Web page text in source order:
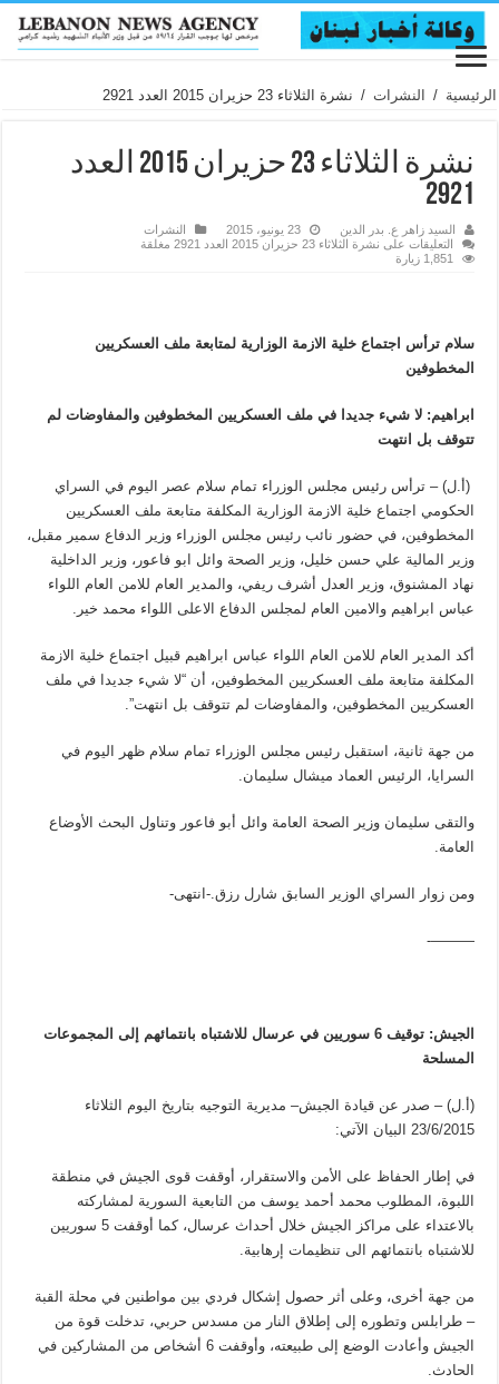
الرئيسية / النشرات / نشرة الثلاثاء 23 حزيران 2015 العدد 2921
نشرة الثلاثاء 23 حزيران 2015 العدد
2921
السيد زاهر ع. بدر الدين 23 يونيو، 2015
النشرات
التعليقات على نشرة الثلاثاء 23 حزيران 2015 العدد 2921 مغلقة
1,851 زيارة
سلام ترأس اجتماع خلية الازمة الوزارية لمتابعة ملف العسكريين
المخطوفين
ابراهيم: لا شيء جديدا في ملف العسكريين المخطوفين والمفاوضات لم
تتوقف بل انتهت
(أ.ل) – ترأس رئيس مجلس الوزراء تمام سلام عصر اليوم في السراي
الحكومي اجتماع خلية الازمة الوزارية المكلفة متابعة ملف العسكريين
المخطوفين، في حضور نائب رئيس مجلس الوزراء وزير الدفاع سمير مقبل،
وزير المالية علي حسن خليل، وزير الصحة وائل ابو فاعور، وزير الداخلية
نهاد المشنوق، وزير العدل أشرف ريفي، والمدير العام للامن العام اللواء
عباس ابراهيم والامين العام لمجلس الدفاع الاعلى اللواء محمد خير.
أكد المدير العام للامن العام اللواء عباس ابراهيم قبيل اجتماع خلية الازمة
المكلفة متابعة ملف العسكريين المخطوفين، أن “لا شيء جديدا في ملف
العسكريين المخطوفين، والمفاوضات لم تتوقف بل انتهت”.
من جهة ثانية، استقبل رئيس مجلس الوزراء تمام سلام ظهر اليوم في
السرايا، الرئيس العماد ميشال سليمان.
والتقى سليمان وزير الصحة العامة وائل أبو فاعور وتناول البحث الأوضاع
العامة.
ومن زوار السراي الوزير السابق شارل رزق.-انتهى-
———-
الجيش: توقيف 6 سوريين في عرسال للاشتباه بانتمائهم إلى المجموعات
المسلحة
(أ.ل) – صدر عن قيادة الجيش– مديرية التوجيه بتاريخ اليوم الثلاثاء
23/6/2015 البيان الآتي:
في إطار الحفاظ على الأمن والاستقرار، أوقفت قوى الجيش في منطقة
اللبوة، المطلوب محمد أحمد يوسف من التابعية السورية لمشاركته
بالاعتداء على مراكز الجيش خلال أحداث عرسال، كما أوقفت 5 سوريين
للاشتباه بانتمائهم الى تنظيمات إرهابية.
من جهة أخرى، وعلى أثر حصول إشكال فردي بين مواطنين في محلة القبة
– طرابلس وتطوره إلى إطلاق النار من مسدس حربي، تدخلت قوة من
الجيش وأعادت الوضع إلى طبيعته، وأوقفت 6 أشخاص من المشاركين في
الحادث.